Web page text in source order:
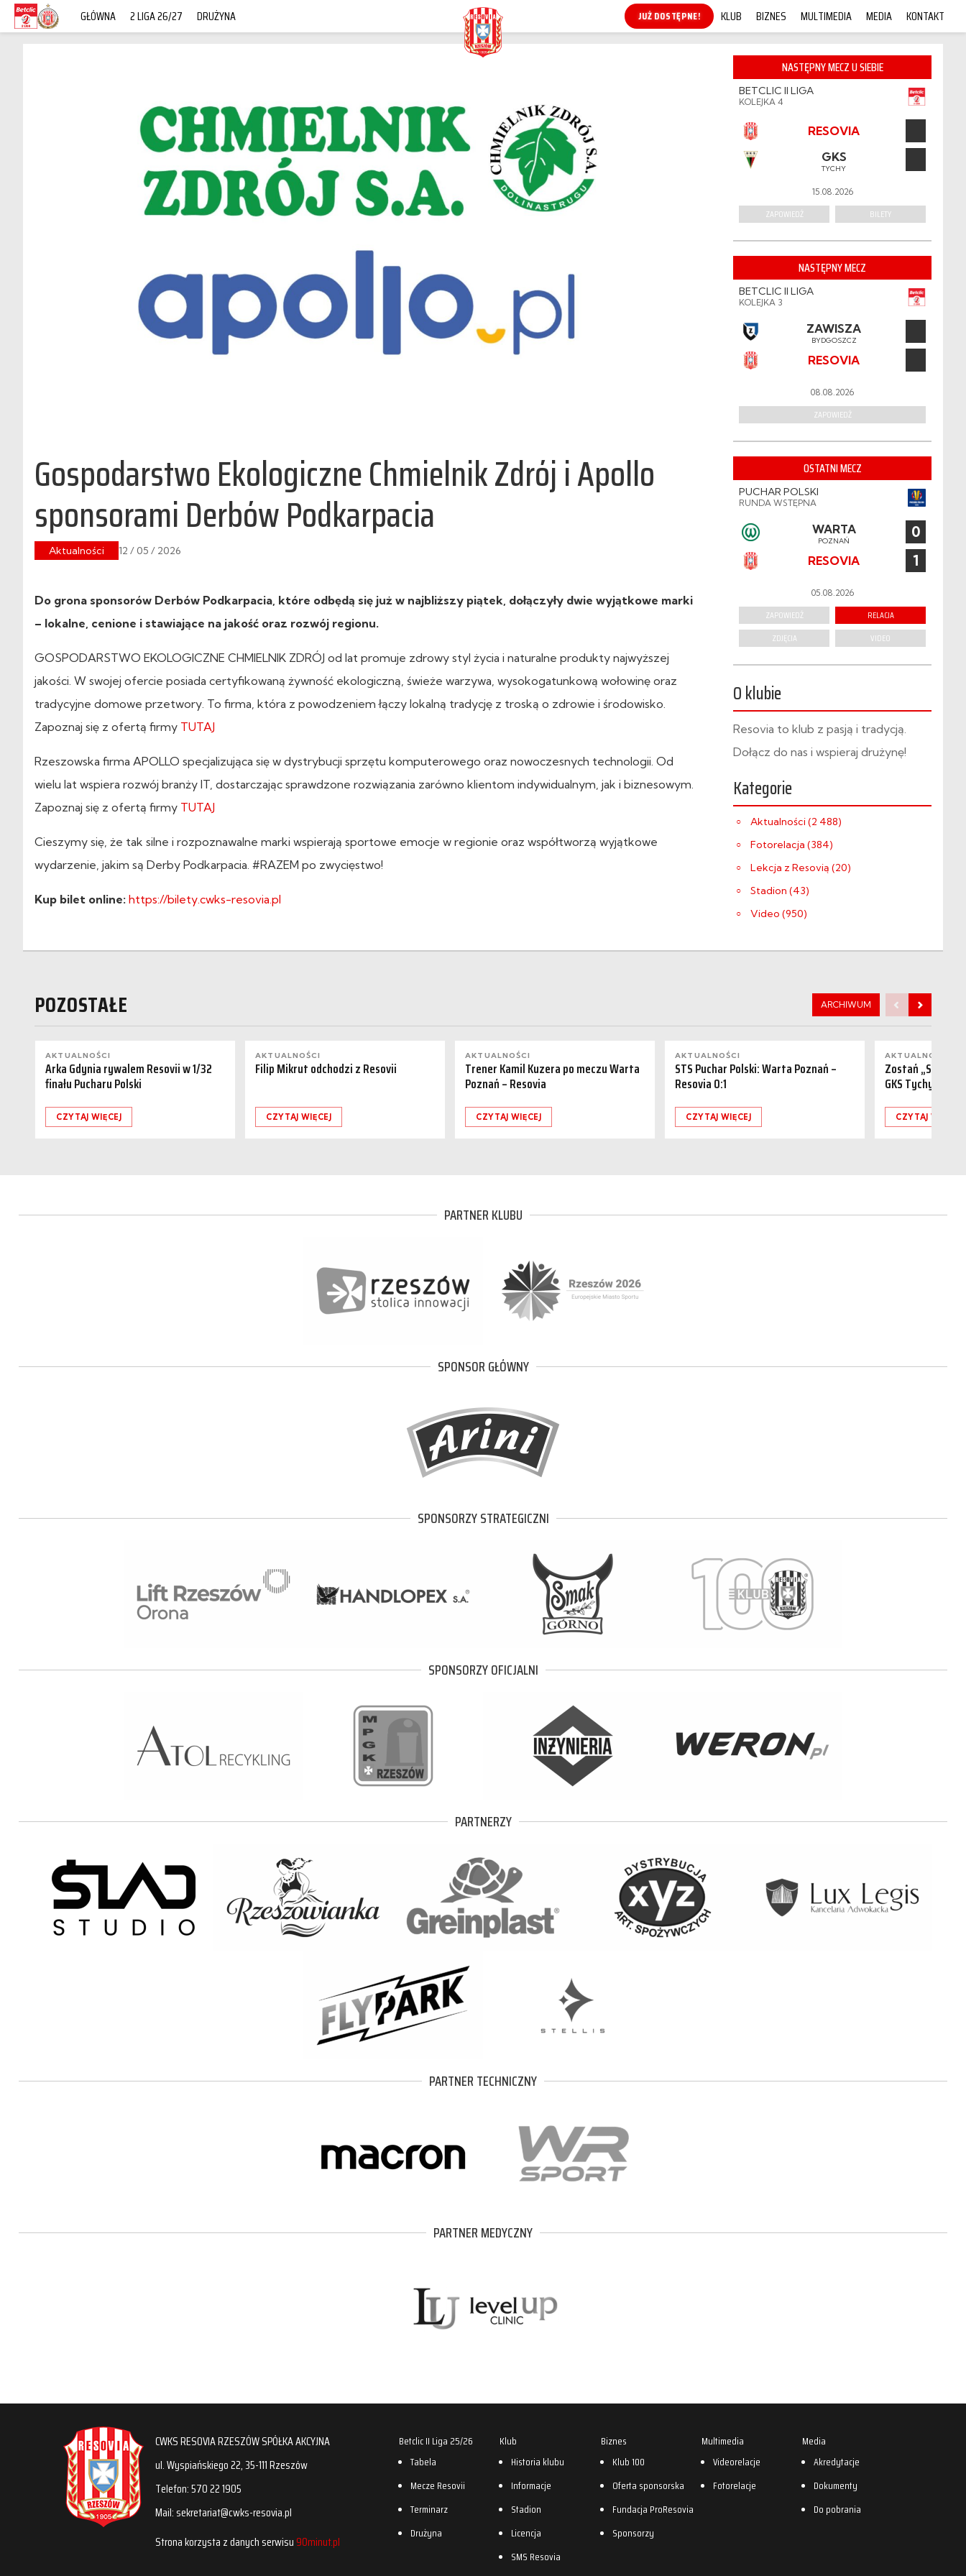
GŁÓWNA 2 LIGA 26/27 DRUŻYNA KUP ONLINE! KLUB BIZNES MULTIMEDIA MEDIA KONTAKT
Gospodarstwo Ekologiczne Chmielnik Zdrój i Apollo
sponsorami Derbów Podkarpacia
Aktualności 12 / 05 / 2026
Do grona sponsorów Derbów Podkarpacia, które odbędą się już w najbliższy piątek, dołączyły dwie wyjątkowe marki
– lokalne, cenione i stawiające na jakość oraz rozwój regionu.
GOSPODARSTWO EKOLOGICZNE CHMIELNIK ZDRÓJ od lat promuje zdrowy styl życia i naturalne produkty najwyższej
jakości. W swojej ofercie posiada certyfikowaną żywność ekologiczną, świeże warzywa, wysokogatunkową wołowinę oraz
tradycyjne domowe przetwory. To firma, która z powodzeniem łączy lokalną tradycję z troską o zdrowie i środowisko.
Zapoznaj się z ofertą firmy TUTAJ
Rzeszowska firma APOLLO specjalizująca się w dystrybucji sprzętu komputerowego oraz nowoczesnych technologii. Od
wielu lat wspiera rozwój branży IT, dostarczając sprawdzone rozwiązania zarówno klientom indywidualnym, jak i biznesowym.
Zapoznaj się z ofertą firmy TUTAJ
Cieszymy się, że tak silne i rozpoznawalne marki wspierają sportowe emocje w regionie oraz współtworzą wyjątkowe
wydarzenie, jakim są Derby Podkarpacia. #RAZEM po zwycięstwo!
Kup bilet online: https://bilety.cwks-resovia.pl
NASTĘPNY MECZ U SIEBIE
BETCLIC II LIGA
KOLEJKA 4
RESOVIA
GKS
TYCHY
15.08.2026
ZAPOWIEDŹ BILETY
NASTĘPNY MECZ
BETCLIC II LIGA
KOLEJKA 3
ZAWISZA
BYDGOSZCZ
RESOVIA
08.08.2026
ZAPOWIEDŹ
OSTATNI MECZ
PUCHAR POLSKI
RUNDA WSTĘPNA
WARTA
POZNAŃ 0
RESOVIA 1
05.08.2026
ZAPOWIEDŹ
RELACJA
ZDJĘCIA
VIDEO
O klubie
Resovia to klub z pasją i tradycją.
Dołącz do nas i wspieraj drużynę!
Kategorie
Aktualności (2 488)
Fotorelacja (384)
Lekcja z Resovią (20)
Stadion (43)
Video (950)
POZOSTAŁE ARCHIWUM
AKTUALNOŚCI
Arka Gdynia rywalem Resovii w 1/32
finału Pucharu Polski
CZYTAJ WIĘCEJ
AKTUALNOŚCI
Filip Mikrut odchodzi z Resovii
CZYTAJ WIĘCEJ
AKTUALNOŚCI
Trener Kamil Kuzera po meczu Warta
Poznań – Resovia
CZYTAJ WIĘCEJ
AKTUALNOŚCI
STS Puchar Polski: Warta Poznań –
Resovia 0:1
CZYTAJ WIĘCEJ
AKTUALNOŚCI
Zostań
GKS Tychy
CZYTAJ WIĘCEJ
PARTNER KLUBU
SPONSOR GŁÓWNY
SPONSORZY STRATEGICZNI
SPONSORZY OFICJALNI
PARTNERZY
PARTNER TECHNICZNY
PARTNER MEDYCZNY
CWKS RESOVIA RZESZÓW SPÓŁKA AKCYJNA
ul. Wyspiańskiego 22, 35-111 Rzeszów
Telefon: 570 22 1905
Mail: sekretariat@cwks-resovia.pl
Strona korzysta z danych serwisu90minut.pl
Betclic II Liga 25/26
Tabela
Mecze Resovii
Terminarz
Drużyna
Klub
Historia klubu
Informacje
Stadion
Licencja
SMS Resovia
Biznes
Klub 100
Oferta sponsorska
Fundacja ProResovia
Sponsorzy
Multimedia
Videorelacje
Fotorelacje
Media
Akredytacje
Dokumenty
Do pobrania